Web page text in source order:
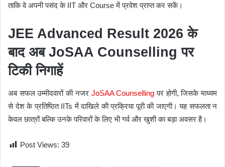
ताकि वे अपनी पसंद के IIT और Course में प्रवेश प्राप्त कर सकें।
JEE Advanced Result 2026 के
बाद अब JoSAA Counselling पर
टिकी निगाहें
अब सफल उम्मीदवारों की नजर JoSAA Counselling पर होगी, जिसके माध्यम
से देश के प्रतिष्ठित IITs में दाखिले की प्रक्रिया पूरी की जाएगी। यह सफलता न
केवल छात्रों बल्कि उनके परिवारों के लिए भी गर्व और खुशी का बड़ा अवसर है।
Post Views: 39